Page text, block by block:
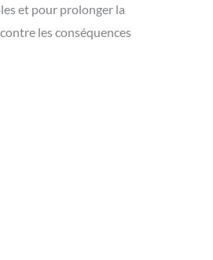
et pour prolonger la
les conséquences